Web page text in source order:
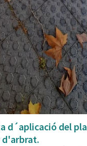
d´aplicació del pla